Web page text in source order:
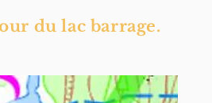
St Grat (3.3Km)
du lac barrage.